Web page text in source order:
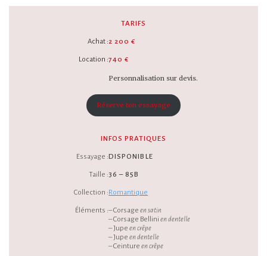
TARIFS
Achat :
Location :
2 200 €
740 €
Personnalisation sur devis.
Réserve ton essayage
INFOS PRATIQUES
Essayage :
Taille :
Collection :
Éléments :
DISPONIBLE
36 – 85B
Romantique
– Corsageen satin
– Corsage Bellinien dentelle
– Jupeen crêpe
– Jupeen dentelle
– Ceintureen crêpe